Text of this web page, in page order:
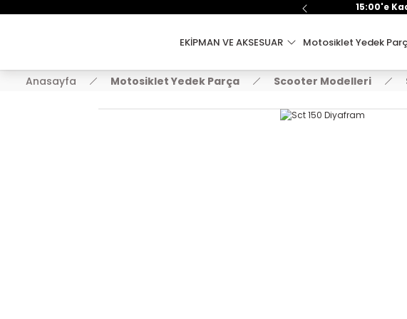
15:00'e
EKİPMAN VE AKSESUAR Motosiklet Yedek
Anasayfa Motosiklet Yedek Parça Scooter Modelleri